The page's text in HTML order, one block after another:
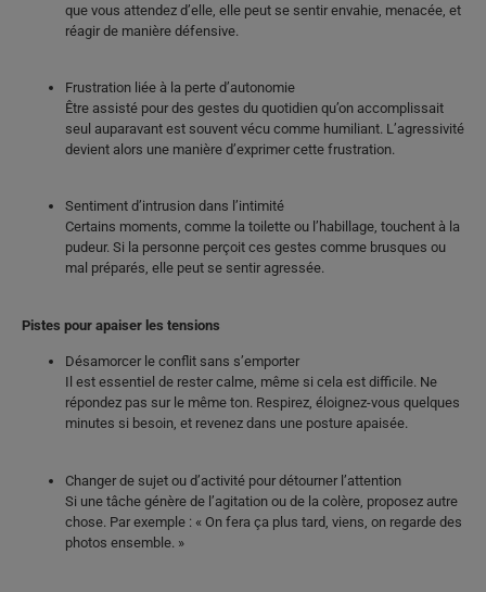
que vous attendez d’elle, elle peut se sentir envahie, menacée, et
réagir de manière défensive.
Frustration liée à la perte d’autonomie
Être assisté pour des gestes du quotidien qu’on accomplissait
seul auparavant est souvent vécu comme humiliant. L’agressivité
devient alors une manière d’exprimer cette frustration.
Sentiment d’intrusion dans l’intimité
Certains moments, comme la toilette ou l’habillage, touchent à la
pudeur. Si la personne perçoit ces gestes comme brusques ou
mal préparés, elle peut se sentir agressée.
Pistes pour apaiser les tensions
Désamorcer le conflit sans s’emporter
Il est essentiel de rester calme, même si cela est difficile. Ne
répondez pas sur le même ton. Respirez, éloignez-vous quelques
minutes si besoin, et revenez dans une posture apaisée.
Changer de sujet ou d’activité pour détourner l’attention
Si une tâche génère de l’agitation ou de la colère, proposez autre
chose. Par exemple : « On fera ça plus tard, viens, on regarde des
photos ensemble. »